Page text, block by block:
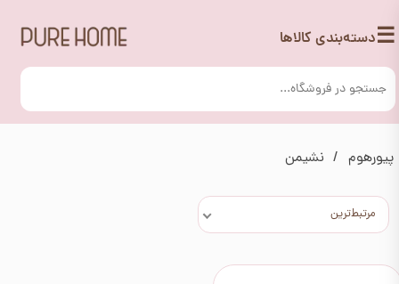
☰دسته‌بندی کالاها
پیورهوم نشیمن
مرتبط‌ترین